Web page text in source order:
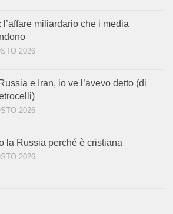
l’affare miliardario che i media
2026
e Iran, io ve l’avevo detto (di
2026
la Russia perché è cristiana
2026